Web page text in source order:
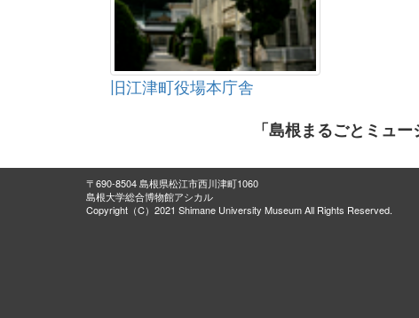
旧江津町役場本庁舎
「島根まるごとミュ
〒690-8504 島根県松江市西川津町1060
島根大学総合博物館アシカル
Copyright（C）2021 Shimane University Museum All Rights Reserved.